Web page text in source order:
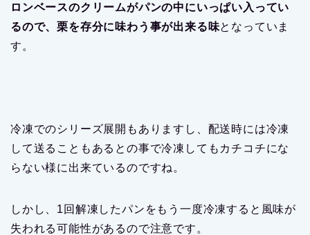
ロンベースのクリームがパンの中にいっぱい入ってい
るので、栗を存分に味わう事が出来る味となっていま
す。
冷凍でのシリーズ展開もありますし、配送時には冷凍
して送ることもあるとの事で冷凍してもカチコチにな
らない様に出来ているのですね。
しかし、1回解凍したパンをもう一度冷凍すると風味が
失われる可能性があるので注意です。